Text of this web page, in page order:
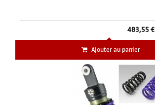
483,55 €
Ajouter au panier